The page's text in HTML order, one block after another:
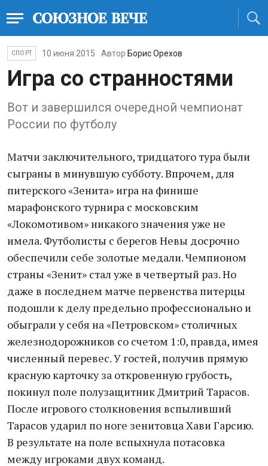
СПОРТ 10 июня 2015 Автор Борис Орехов
Игра со странностями
Вот и завершился очередной чемпионат
России по футболу
Матчи заключительного, тридцатого тура были
сыграны в минувшую субботу. Впрочем, для
питерского «Зенита» игра на финише
марафонского турнира с московским
«Локомотивом» никакого значения уже не
имела. Футболисты с берегов Невы досрочно
обеспечили себе золотые медали. Чемпионом
страны «Зенит» стал уже в четвертый раз. Но
даже в последнем матче первенства питерцы
подошли к делу предельно профессионально и
обыграли у себя на «Петровском» столичных
железнодорожников со счетом 1:0, правда, имея
численный перевес. У гостей, получив прямую
красную карточку за откровенную грубость,
покинул поле полузащитник Дмитрий Тарасов.
После игрового столкновения вспыливший
Тарасов ударил по ноге зенитовца Хави Гарсию.
В результате на поле вспыхнула потасовка
между игроками двух команд.